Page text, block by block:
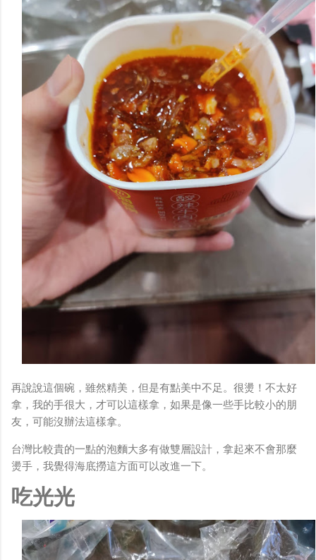
再說說這個碗，雖然精美，但是有點美中不足。很燙！不太好
拿，我的手很大，才可以這樣拿，如果是像一些手比較小的朋
友，可能沒辦法這樣拿。
台灣比較貴的一點的泡麵大多有做雙層設計，拿起來不會那麼
燙手，我覺得海底撈這方面可以改進一下。
吃光光